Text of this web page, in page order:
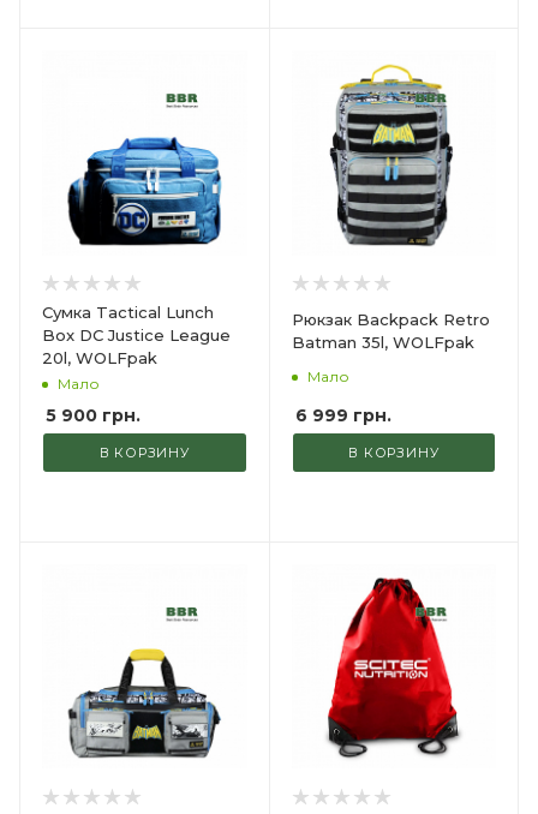
Сумка Tactical Lunch
Box DC Justice League
20l, WOLFpak
Мало
5 900 грн.
В КОРЗИНУ
Рюкзак Backpack Retro
Batman 35l, WOLFpak
Мало
6 999 грн.
В КОРЗИНУ